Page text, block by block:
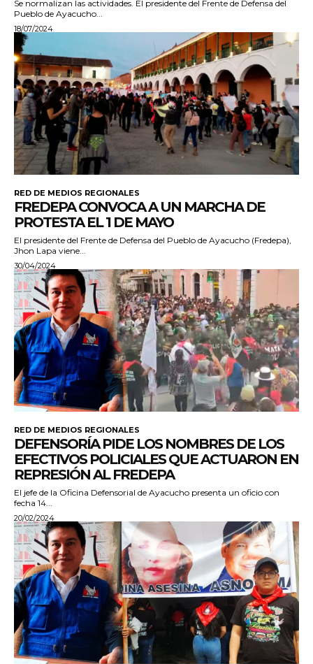
Se normalizan las actividades. El presidente del Frente de Defensa del
Pueblo de Ayacucho...
18/07/2024
RED DE MEDIOS REGIONALES
FREDEPA CONVOCA A UN MARCHA DE
PROTESTA EL 1 DE MAYO
El presidente del Frente de Defensa del Pueblo de Ayacucho (Fredepa),
Jhon Lapa viene...
30/04/2024
RED DE MEDIOS REGIONALES
DEFENSORÍA PIDE LOS NOMBRES DE LOS
EFECTIVOS POLICIALES QUE ACTUARON EN
REPRESIÓN AL FREDEPA
El jefe de la Oficina Defensorial de Ayacucho presenta un oficio con
fecha 14...
20/02/2024